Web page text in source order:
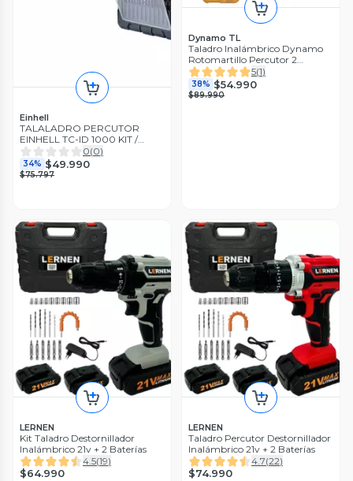
Einhell
TALALADRO PERCUTOR
EINHELL TC-ID 1000 KIT /
13MM / 1010W0(0)
34% $49.990
$75.797
Dynamo TL
Taladro Inalámbrico Dynamo
Rotomartillo Percutor 2
Baterías
5(1)
38% $54.990
$89.990
LERNEN
Kit Taladro Destornillador
Inalámbrico 21v + 2 Baterías
4.5(19)
$64.990
LERNEN
Taladro Percutor Destornillador
Inalámbrico 21v + 2 Baterías
4.7(22)
$74.990